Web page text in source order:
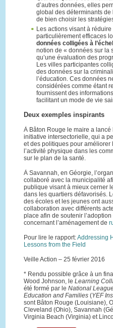
d’autres données, elles
global des déterminants de
de bien choisir les
Les actions visant à
particulièrement efficaces
données colligées à
notion de « données sur la
qu’une évaluation des
Les villes participantes
des données sur la
l’éducation. Ces données
considérées comme étant
fournissent des
facilitant un mode de vie
Deux exemples inspirants
À Bâton Rouge le maire a
initiative intersectorielle, qui a
et des politiques pour améliorer
l’activité physique dans les
sur le plan de la santé.
À Savannah, en Géorgie,
collaboré avec la municipalité
publique visant à mieux cerner
dans les quartiers défavorisés.
des écoles et les jeunes ont
collaboration avec différents
place afin de soutenir l’adoption
concernant l’aménagement de
Pour lire le rapport:Addressing
Lessons from the Field
Veille Action – 25 février 2016
* Rendu possible grâce à un
Wood Johnson, le Learning
été formé par le National
Education and Families(YEF
sont Bâton Rouge (Louisiane),
Cleveland (Ohio), Savannah
Virginia Beach (Virginia) et